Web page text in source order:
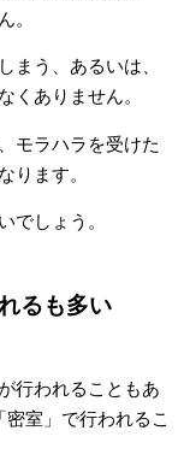
。
まう、あるいは、
くありません。
モラハラを受けた
ります。
でしょう。
るも多い
行われることもあ
室」で行われるこ